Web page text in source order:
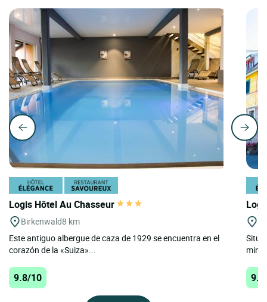
Logis Hôtel Au Chasseur
Birkenwald8 km
Este antiguo albergue de caza de 1929 se encuentra en el
corazón de la «Suiza»...
9.8/10